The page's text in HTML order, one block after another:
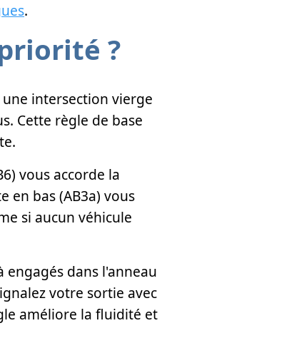
.
?
intersection vierge
Cette règle de base
vous accorde la
en bas (AB3a) vous
si aucun véhicule
dans l'anneau
votre sortie avec
améliore la fluidité et